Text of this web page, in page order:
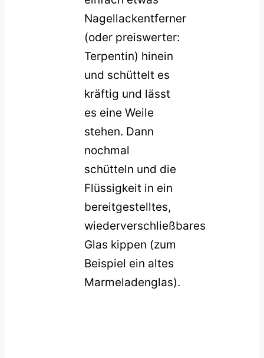
Nagellackentferner
(oder preiswerter:
Terpentin) hinein
und schüttelt es
kräftig und lässt
es eine Weile
stehen. Dann
nochmal
schütteln und die
Flüssigkeit in ein
bereitgestelltes,
wiederverschließbares
Glas kippen (zum
Beispiel ein altes
Marmeladenglas).